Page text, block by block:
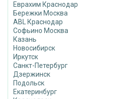
Еврахим Краснодар
Бережки Москва
ABL Краснодар
Софьино Москва
Казань
Новосибирск
Иркутск
Санкт-Петербург
Дзержинск
Подольск
Екатеринбург